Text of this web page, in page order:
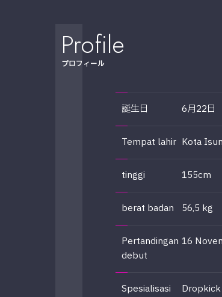
Profile
プロフィール
誕生日 6月22日
Tempat lahir Kota
tinggi 155cm
berat badan 56,5 kg
Pertandingan
debut
16
Spesialisasi Dropkick